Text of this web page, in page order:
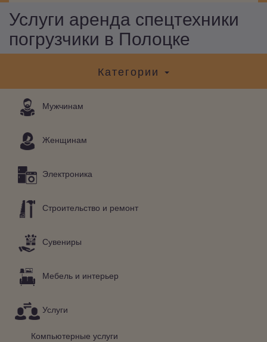
Услуги аренда спецтехники
погрузчики в Полоцке
Категории
Мужчинам
Женщинам
Электроника
Строительство и ремонт
Сувениры
Мебель и интерьер
Услуги
Компьютерные услуги